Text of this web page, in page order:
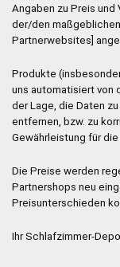
Angaben zu Preis
der/den
Partnerwebsites]
Produkte
uns automatisiert von
der Lage, die Daten
entfernen, bzw. zu
Gewährleistung für
Die Preise werden
Partnershops neu
Preisunterschieden
Ihr Schlafzimmer-